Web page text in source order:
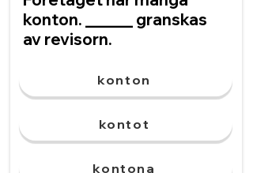
konton. ______ granskas
av revisorn.
konton
kontot
kontona